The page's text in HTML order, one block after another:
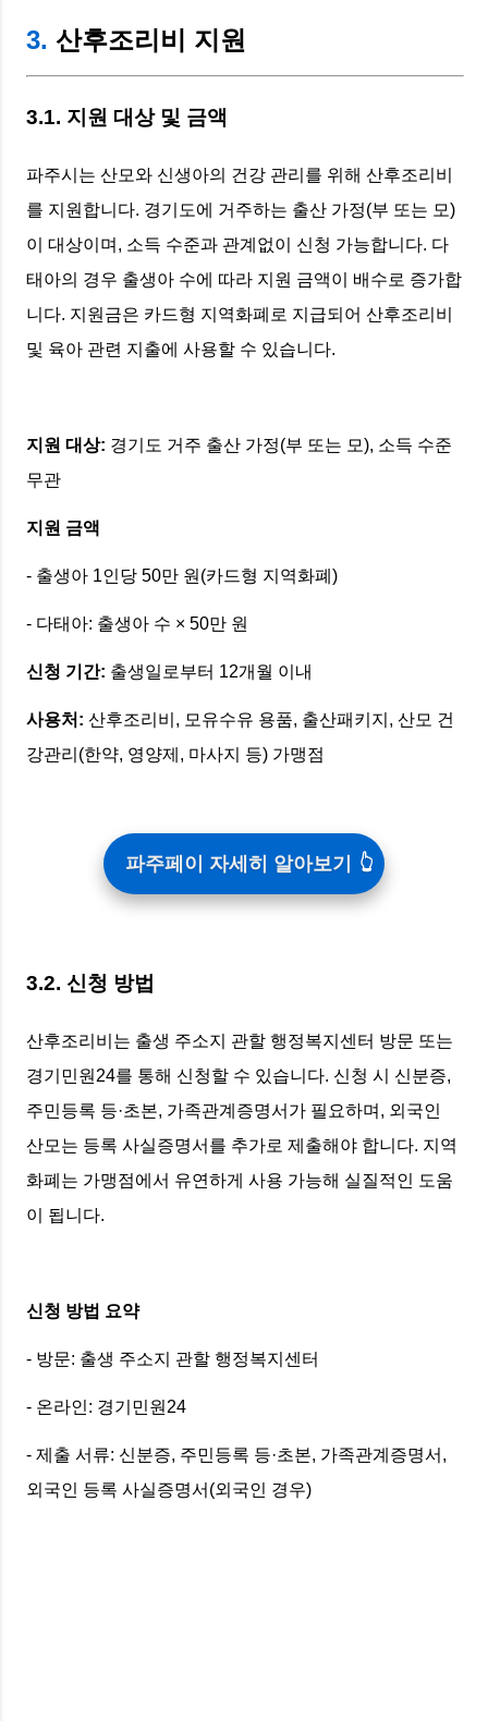
3. 산후조리비 지원
3.1. 지원 대상 및 금액
파주시는 산모와 신생아의 건강 관리를 위해 산후조리비
를 지원합니다. 경기도에 거주하는 출산 가정(부 또는 모)
이 대상이며, 소득 수준과 관계없이 신청 가능합니다. 다
태아의 경우 출생아 수에 따라 지원 금액이 배수로 증가합
니다. 지원금은 카드형 지역화폐로 지급되어 산후조리비
및 육아 관련 지출에 사용할 수 있습니다.
지원 대상: 경기도 거주 출산 가정(부 또는 모), 소득 수준
무관
지원 금액
- 출생아 1인당 50만 원(카드형 지역화폐)
- 다태아: 출생아 수 × 50만 원
신청 기간: 출생일로부터 12개월 이내
사용처: 산후조리비, 모유수유 용품, 출산패키지, 산모 건
강관리(한약, 영양제, 마사지 등) 가맹점
파주페이 자세히 알아보기
3.2. 신청 방법
산후조리비는 출생 주소지 관할 행정복지센터 방문 또는
경기민원24를 통해 신청할 수 있습니다. 신청 시 신분증,
주민등록 등·초본, 가족관계증명서가 필요하며, 외국인
산모는 등록 사실증명서를 추가로 제출해야 합니다. 지역
화폐는 가맹점에서 유연하게 사용 가능해 실질적인 도움
이 됩니다.
신청 방법 요약
- 방문: 출생 주소지 관할 행정복지센터
- 온라인: 경기민원24
- 제출 서류: 신분증, 주민등록 등·초본, 가족관계증명서,
외국인 등록 사실증명서(외국인 경우)